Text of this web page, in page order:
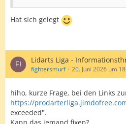
Hat sich gelegt
Lidarts Liga -
fightersmurf 20. Juni 2026 um
hiho, kurze Frage, bei den Links
https://
exceeded".